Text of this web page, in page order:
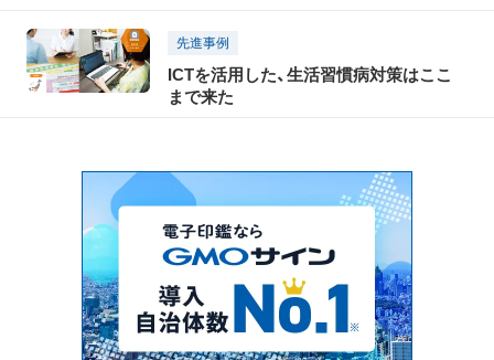
先進事例
ICTを活用した、生活習慣病対策はここ
まで来た